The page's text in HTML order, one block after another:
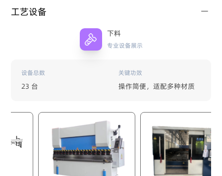
工艺设备
下料
专业设备展示
设备总数
23 台
关键功效
操作简便，适配多种材质